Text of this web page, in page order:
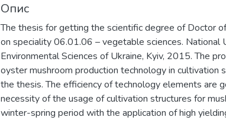
Опис
The thesis for getting the scientific degree of Doctor
on speciality 06.01.06 – vegetable sciences. National
Environmental Sciences of Ukraine, Kyiv, 2015. The
oyster mushroom production technology in cultivation
the thesis. The efficiency of technology elements are
necessity of the usage of cultivation structures for
winter-spring period with the application of high